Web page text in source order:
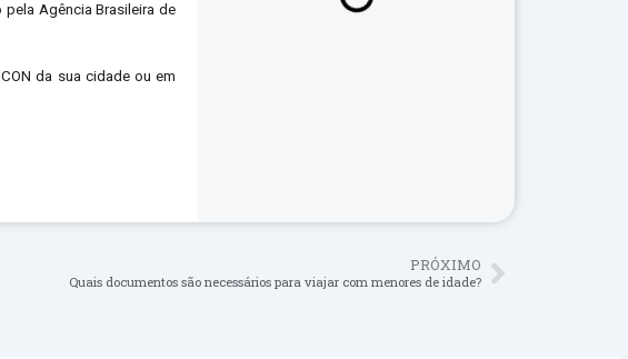
Agência Brasileira de
da sua cidade ou em
PRÓXIMO
Quais documentos são necessários para viajar com menores de idade?